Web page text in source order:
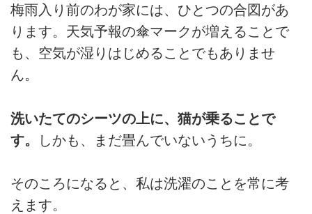
梅雨入り前のわが家には、ひとつの合図があ
ります。天気予報の傘マークが増えることで
も、空気が湿りはじめることでもありませ
ん。
洗いたてのシーツの上に、猫が乗ることで
す。
しかも、まだ畳んでいないうちに。
そのころになると、私は洗濯のことを常に考
えます。